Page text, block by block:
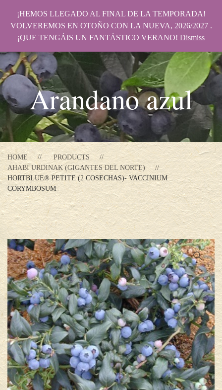
Arandano azul
HOME
PRODUCTS
AHABI URDINAK (GIGANTES DEL NORTE)
HORTBLUE® PETITE (2 COSECHAS)- VACCINIUM
CORYMBOSUM
¡HEMOS LLEGADO AL FINAL DE LA TEMPORADA!
VOLVEREMOS EN OTOÑO CON LA NUEVA, 2026/2027 .
¡QUE TENGÁIS UN FANTÁSTICO VERANO! Dismiss